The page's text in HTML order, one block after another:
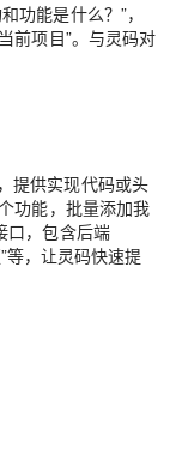
功能是什么？”，
前项目”。与灵码对
提供实现代码或头
功能，批量添加我
口，包含后端
，让灵码快速提